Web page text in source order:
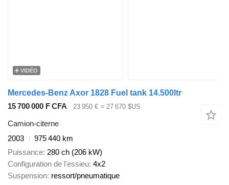
VIDÉO
Mercedes-Benz Axor 1828 Fuel tank 14.500ltr
15 700 000 F CFA
23 950 € ≈ 27 670 $US
Camion-citerne
2003
975 440 km
Puissance 280 ch (206 kW)
Configuration de l'essieu 4x2
Suspension ressort/pneumatique